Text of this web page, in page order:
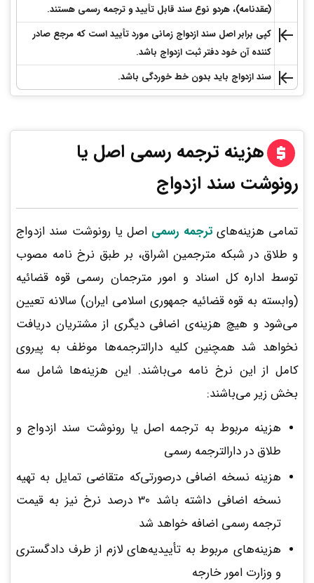
(عقدنامه)، هردو نوع سند قابل تأیید و ترجمه رسمی هستند.
کپی برابر اصل سند ازدواج زمانی مورد تأیید است که مرجع صادر
کننده آن خود دفتر ثبت ازدواج باشد.
سند ازدواج باید بدون خط خوردگی باشد.
هزینه ترجمه رسمی اصل یا
رونوشت سند ازدواج
تمامی هزینه‌هایترجمه رسمی اصل یا رونوشت سند ازدواج
و طلاق در شبکه مترجمین اشراق، بر طبق نرخ نامه مصوب
توسط اداره کل اسناد و امور مترجمان رسمی قوه قضائیه
(وابسته به قوه قضائیه جمهوری اسلامی ایران) سالانه تعیین
می‌شود و هیچ هزینه‌ی اضافی دیگری از مشتریان دریافت
نخواهد شد همچنین کلیه دارالترجمه‌ها موظف به پیروی
کامل از این نرخ نامه می‌باشند. این هزینه‌ها شامل سه
بخش زیر می‌باشند:
هزینه مربوط به ترجمه اصل یا رونوشت سند ازدواج و
طلاق در دارالترجمه رسمی
هزینه نسخه اضافی درصورتی‌که متقاضی تمایل به تهیه
نسخه اضافی داشته باشد 30 درصد نرخ نیز به قیمت
ترجمه رسمی اضافه خواهد شد
هزینه‌های مربوط به تأییدیه‌های لازم از طرف دادگستری
و وزارت امور خارجه